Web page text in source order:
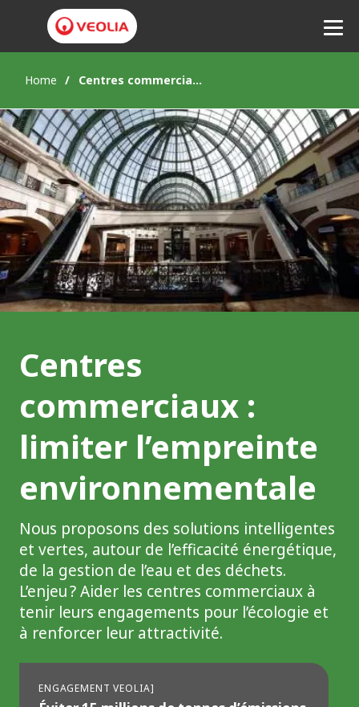
Home Centres commerciaux : limiter l’empreinte environnementale
Centres
commerciaux :
limiter l’empreinte
environnementale
Nous proposons des solutions intelligentes
et vertes, autour de l’efficacité énergétique,
de la gestion de l’eau et des déchets.
L’enjeu ? Aider les centres commerciaux à
tenir leurs engagements pour l’écologie et
à renforcer leur attractivité.
ENGAGEMENT VEOLIA]